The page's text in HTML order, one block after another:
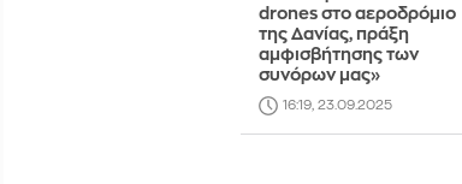
drones στο αεροδρόμιο
της Δανίας, πράξη
αμφισβήτησης των
συνόρων μας»
16:19, 23.09.2025